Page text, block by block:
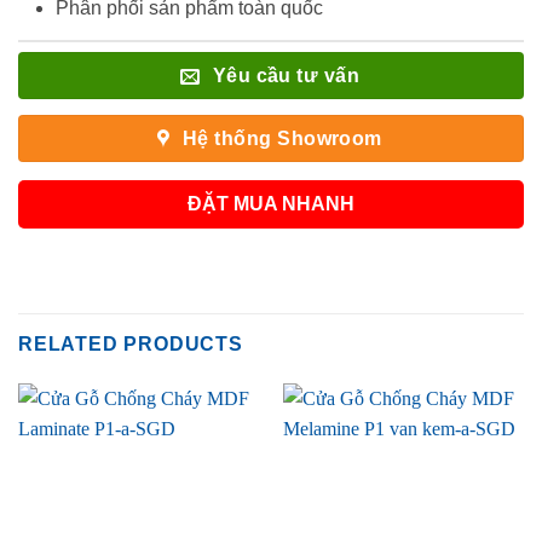
Phân phối sản phẩm toàn quốc
Yêu cầu tư vấn
Hệ thống Showroom
ĐẶT MUA NHANH
RELATED PRODUCTS